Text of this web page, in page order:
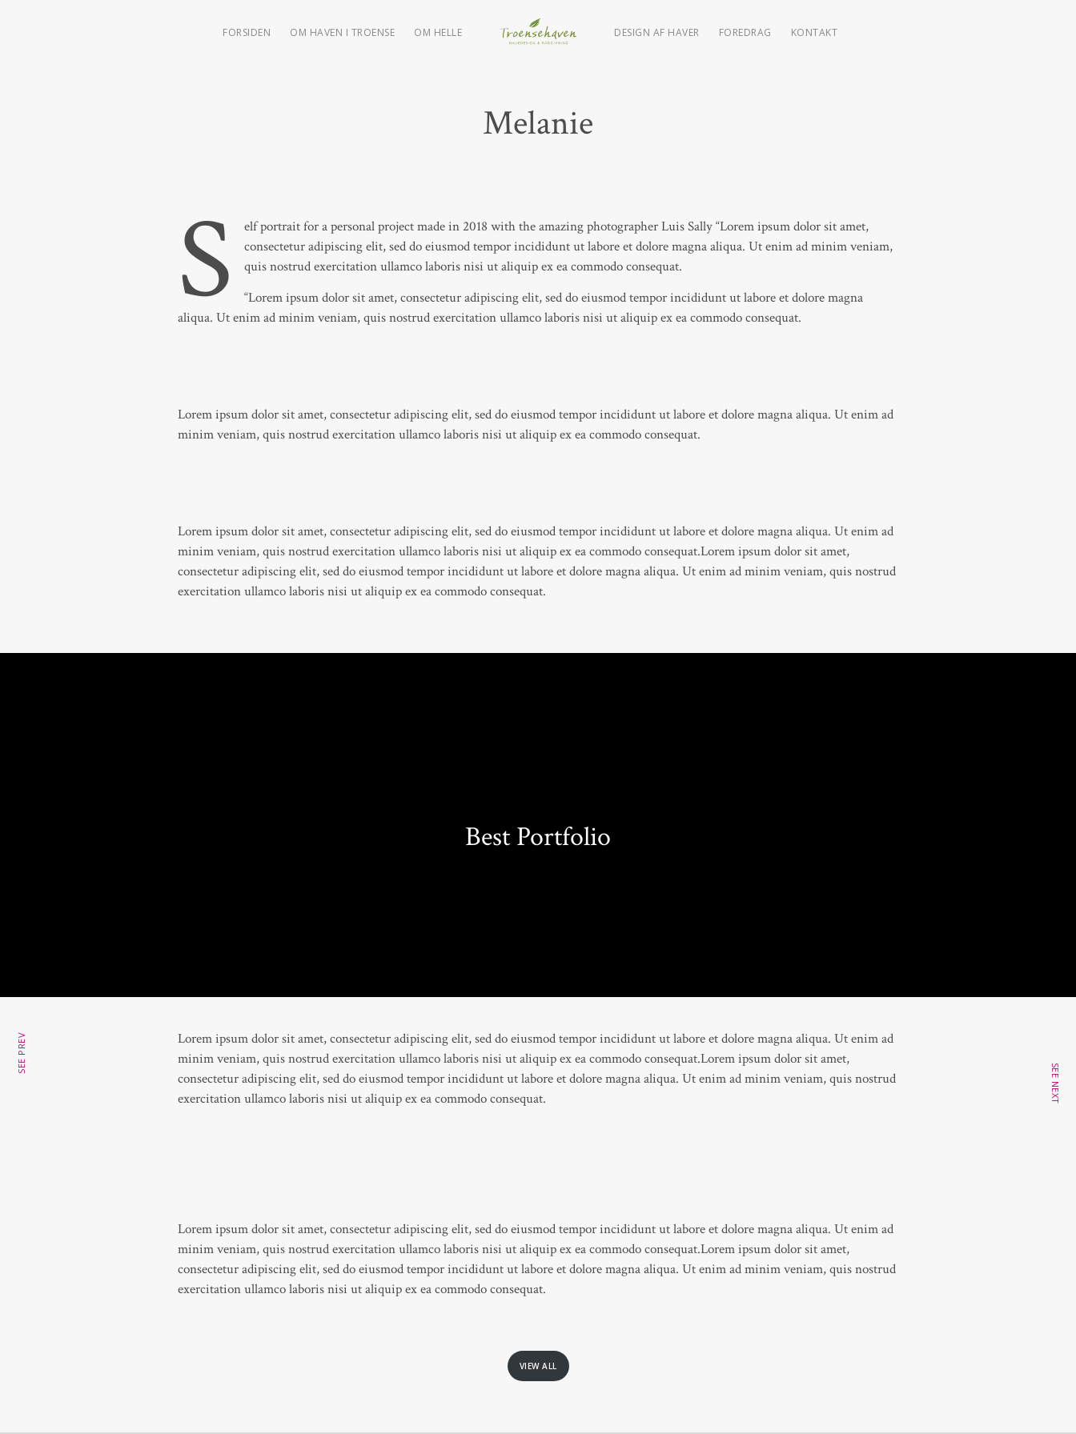
FORSIDEN OM HAVEN I TROENSE OM HELLE DESIGN AF HAVER FOREDRAG KONTAKT
SEE PREV
SEE NEXT
Melanie
S
elf portrait for a personal project made in 2018 with the amazing photographer Luis Sally “Lorem ipsum dolor sit amet,
consectetur adipiscing elit, sed do eiusmod tempor incididunt ut labore et dolore magna aliqua. Ut enim ad minim veniam,
quis nostrud exercitation ullamco laboris nisi ut aliquip ex ea commodo consequat.
“Lorem ipsum dolor sit amet, consectetur adipiscing elit, sed do eiusmod tempor incididunt ut labore et dolore magna
aliqua. Ut enim ad minim veniam, quis nostrud exercitation ullamco laboris nisi ut aliquip ex ea commodo consequat.
Lorem ipsum dolor sit amet, consectetur adipiscing elit, sed do eiusmod tempor incididunt ut labore et dolore magna aliqua. Ut enim ad
minim veniam, quis nostrud exercitation ullamco laboris nisi ut aliquip ex ea commodo consequat.
Lorem ipsum dolor sit amet, consectetur adipiscing elit, sed do eiusmod tempor incididunt ut labore et dolore magna aliqua. Ut enim ad
minim veniam, quis nostrud exercitation ullamco laboris nisi ut aliquip ex ea commodo consequat.Lorem ipsum dolor sit amet,
consectetur adipiscing elit, sed do eiusmod tempor incididunt ut labore et dolore magna aliqua. Ut enim ad minim veniam, quis nostrud
exercitation ullamco laboris nisi ut aliquip ex ea commodo consequat.
Best Portfolio
Lorem ipsum dolor sit amet, consectetur adipiscing elit, sed do eiusmod tempor incididunt ut labore et dolore magna aliqua. Ut enim ad
minim veniam, quis nostrud exercitation ullamco laboris nisi ut aliquip ex ea commodo consequat.Lorem ipsum dolor sit amet,
consectetur adipiscing elit, sed do eiusmod tempor incididunt ut labore et dolore magna aliqua. Ut enim ad minim veniam, quis nostrud
exercitation ullamco laboris nisi ut aliquip ex ea commodo consequat.
Lorem ipsum dolor sit amet, consectetur adipiscing elit, sed do eiusmod tempor incididunt ut labore et dolore magna aliqua. Ut enim ad
minim veniam, quis nostrud exercitation ullamco laboris nisi ut aliquip ex ea commodo consequat.Lorem ipsum dolor sit amet,
consectetur adipiscing elit, sed do eiusmod tempor incididunt ut labore et dolore magna aliqua. Ut enim ad minim veniam, quis nostrud
exercitation ullamco laboris nisi ut aliquip ex ea commodo consequat.
VIEW ALL